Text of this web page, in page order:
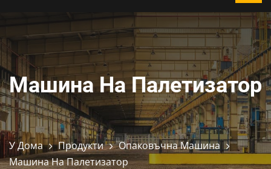
Машина На Палетизатор
У Дома Продукти
Опаковъчна Машина
Машина На Палетизатор